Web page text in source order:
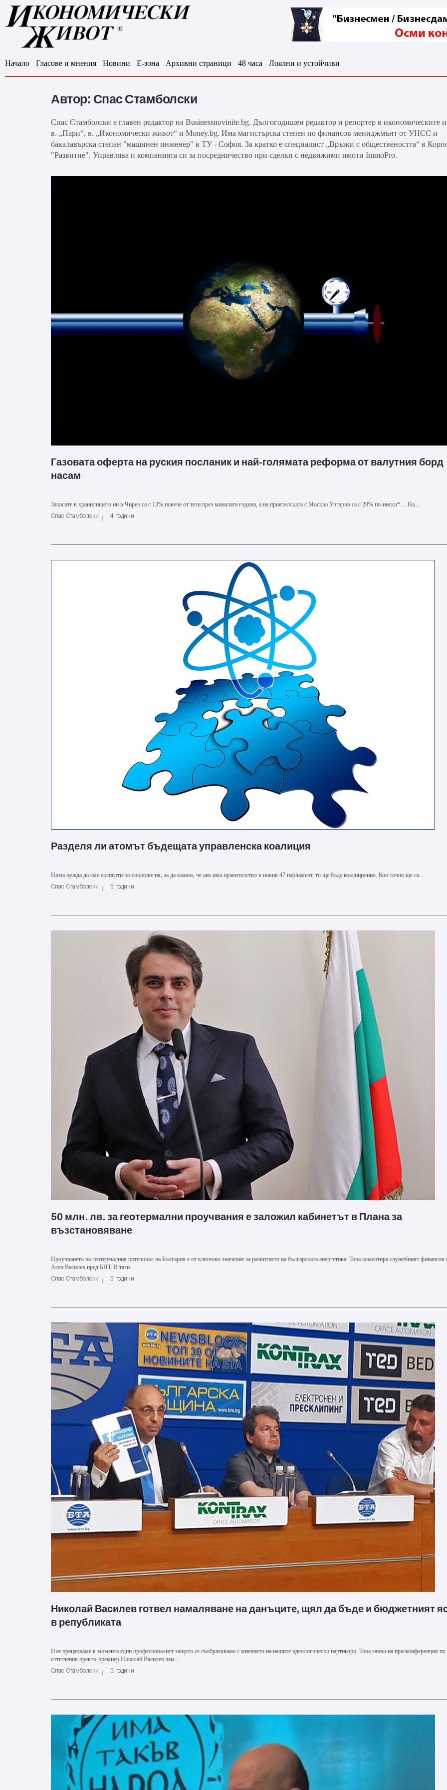
Начало Гласове и мнения Новини Е-зона Архивни страници 48 часа Лоялни и устойчиви
Автор: Спас Стамболски
Спас Стамболски е главен редактор на Businessnovinite.bg. Дългогодишен редактор и репортер в икономическите
в. „Пари“, в. „Икономически живот“ и Money.bg. Има магистърска степен по финансов мениджмънт от УНСС и
бакалавърска степан "машинен инженер" в ТУ - София. За кратко е специалист „Връзки с обществеността“ в
"Развитие". Управлява и компанията си за посредничество при сделки с недвижими имоти ImmoPro.
Газовата оферта на руския посланик и най-голямата реформа от валутния борд
насам
Запасите в хранилището ни в Чирен са с 13% повече от тези през миналата година, а на приятелската с Москва Унгария са с 20% по-ниски*… На...
Спас Стамболски
4 години
Разделя ли атомът бъдещата управленска коалиция
Няма нужда да сме експерти по социология, за да кажем, че ако има правителство в новия 47 парламент, то ще бъде коалиционно. Кои точно ще са...
Спас Стамболски
5 години
50 млн. лв. за геотермални проучвания е заложил кабинетът в Плана за
възстановяване
Проучването на геотермалния потенциал на България е от ключово значение за развитието на българската енергетика. Това коментира служебният
Асен Василев пред БНТ. В тази...
Спас Стамболски
5 години
Николай Василев готвел намаляване на данъците, щял да бъде и бюджетният
в републиката
Ние прецакваме в момента един професионалист защото се съобразяваме с мнението на нашите идеологически партньори. Това заяви на пресконференция
оттегления пректо-премиер Николай Василев зам....
Спас Стамболски
5 години